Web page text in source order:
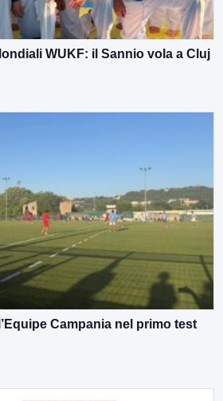
WUKF: il Sannio vola a Cluj
Campania nel primo test